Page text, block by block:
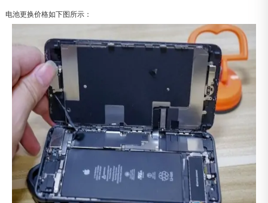
电池更换价格如下图所示：